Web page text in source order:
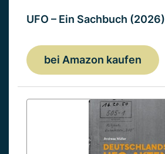
UFO – Ein Sachbuch (2026)
bei Amazon kaufen